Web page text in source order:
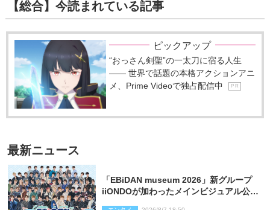
【総合】今読まれている記事
ピックアップ
“おっさん剣聖”の一太刀に宿る人生
―― 世界で話題の本格アクションアニ
メ、Prime Videoで独占配信中
P R
最新ニュース
「EBiDAN museum 2026」新グループ
iiONDOが加わったメインビジュアル公